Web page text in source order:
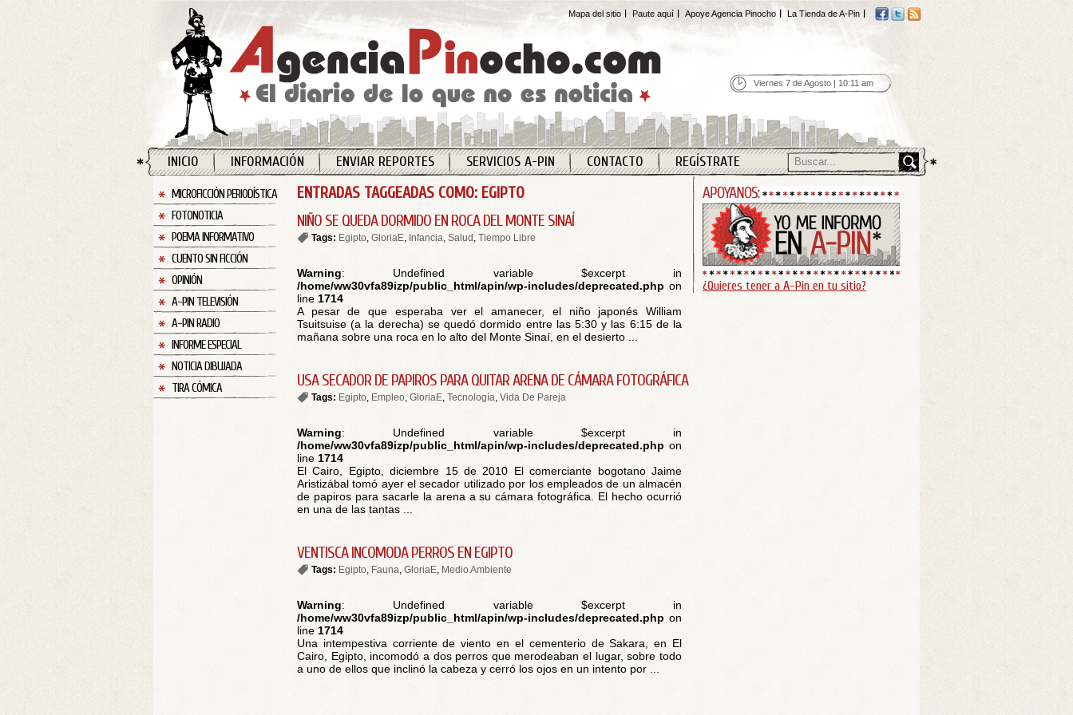
Mapa del sitio Paute aquí Apoye Agencia Pinocho La Tienda de A-Pin
Viernes 7 de Agosto | 10:11 am
INICIO INFORMACIÓN ENVIAR REPORTES SERVICIOS A-PIN CONTACTO REGÍSTRATE
MICROFICCIÓN PERIODÍSTICA
FOTONOTICIA
POEMA INFORMATIVO
CUENTO SIN FICCIÓN
OPINIÓN
A-PIN TELEVISIÓN
A-PIN RADIO
INFORME ESPECIAL
NOTICIA DIBUJADA
TIRA CÓMICA
ENTRADAS TAGGEADAS COMO: EGIPTO
NIÑO SE QUEDA DORMIDO EN ROCA DEL MONTE SINAÍ
Tags: Egipto, GloriaE, Infancia, Salud , Tiempo Libre
Warning: Undefined variable $excerpt in
/home/ww30vfa89izp/public_html/apin/wp-includes/deprecated.php on
line 1714
A pesar de que esperaba ver el amanecer, el niño japonés William
Tsuitsuise (a la derecha) se quedó dormido entre las 5:30 y las 6:15 de la
mañana sobre una roca en lo alto del Monte Sinaí, en el desierto ...
USA SECADOR DE PAPIROS PARA QUITAR ARENA DE CÁMARA FOTOGRÁFICA
Tags: Egipto, Empleo, GloriaE, Tecnología, Vida De Pareja
Warning: Undefined variable $excerpt in
/home/ww30vfa89izp/public_html/apin/wp-includes/deprecated.php on
line 1714
El Cairo, Egipto, diciembre 15 de 2010 El comerciante bogotano Jaime
Aristizábal tomó ayer el secador utilizado por los empleados de un almacén
de papiros para sacarle la arena a su cámara fotográfica. El hecho ocurrió
en una de las tantas ...
VENTISCA INCOMODA PERROS EN EGIPTO
Tags: Egipto, Fauna, GloriaE, Medio Ambiente
Warning: Undefined variable $excerpt in
/home/ww30vfa89izp/public_html/apin/wp-includes/deprecated.php on
line 1714
Una intempestiva corriente de viento en el cementerio de Sakara, en El
Cairo, Egipto, incomodó a dos perros que merodeaban el lugar, sobre todo
a uno de ellos que inclinó la cabeza y cerró los ojos en un intento por ...
¿Quieres tener a A-Pin en tu sitio?